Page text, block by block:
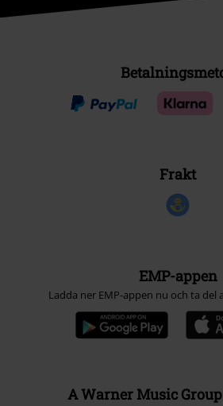
Frakt
EMP-appen
Ladda ner EMP-appen nu och ta del
A Warner Music